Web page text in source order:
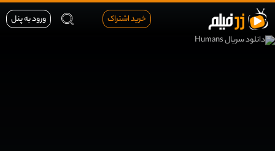
خرید اشتراک ورود به پنل